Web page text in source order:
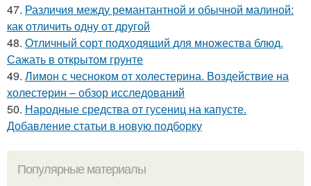
47. Различия между ремантантной и обычной малиной:
как отличить одну от другой
48. Отличный сорт подходящий для множества блюд.
Сажать в открытом грунте
49. Лимон с чесноком от холестерина. Воздействие на
холестерин – обзор исследований
50. Народные средства от гусениц на капусте.
Добавление статьи в новую подборку
Популярные материалы